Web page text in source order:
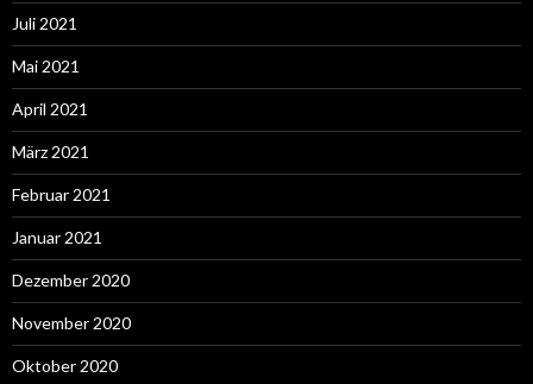
Juli 2021
Mai 2021
April 2021
März 2021
Februar 2021
Januar 2021
Dezember 2020
November 2020
Oktober 2020